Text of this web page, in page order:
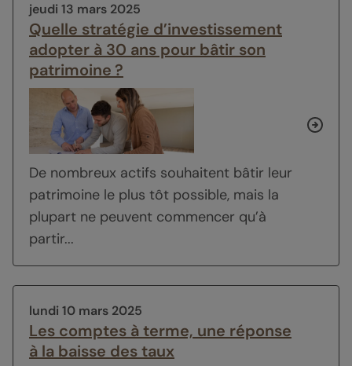
jeudi 13 mars 2025
Quelle stratégie d’investissement
adopter à 30 ans pour bâtir son
patrimoine ?
De nombreux actifs souhaitent bâtir leur
patrimoine le plus tôt possible, mais la
plupart ne peuvent commencer qu’à
partir...
lundi 10 mars 2025
Les comptes à terme, une réponse
à la baisse des taux